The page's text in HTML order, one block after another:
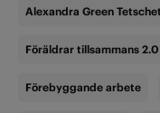
Alexandra Green Tetschet
Föräldrar tillsammans 2.0
Förebyggande arbete